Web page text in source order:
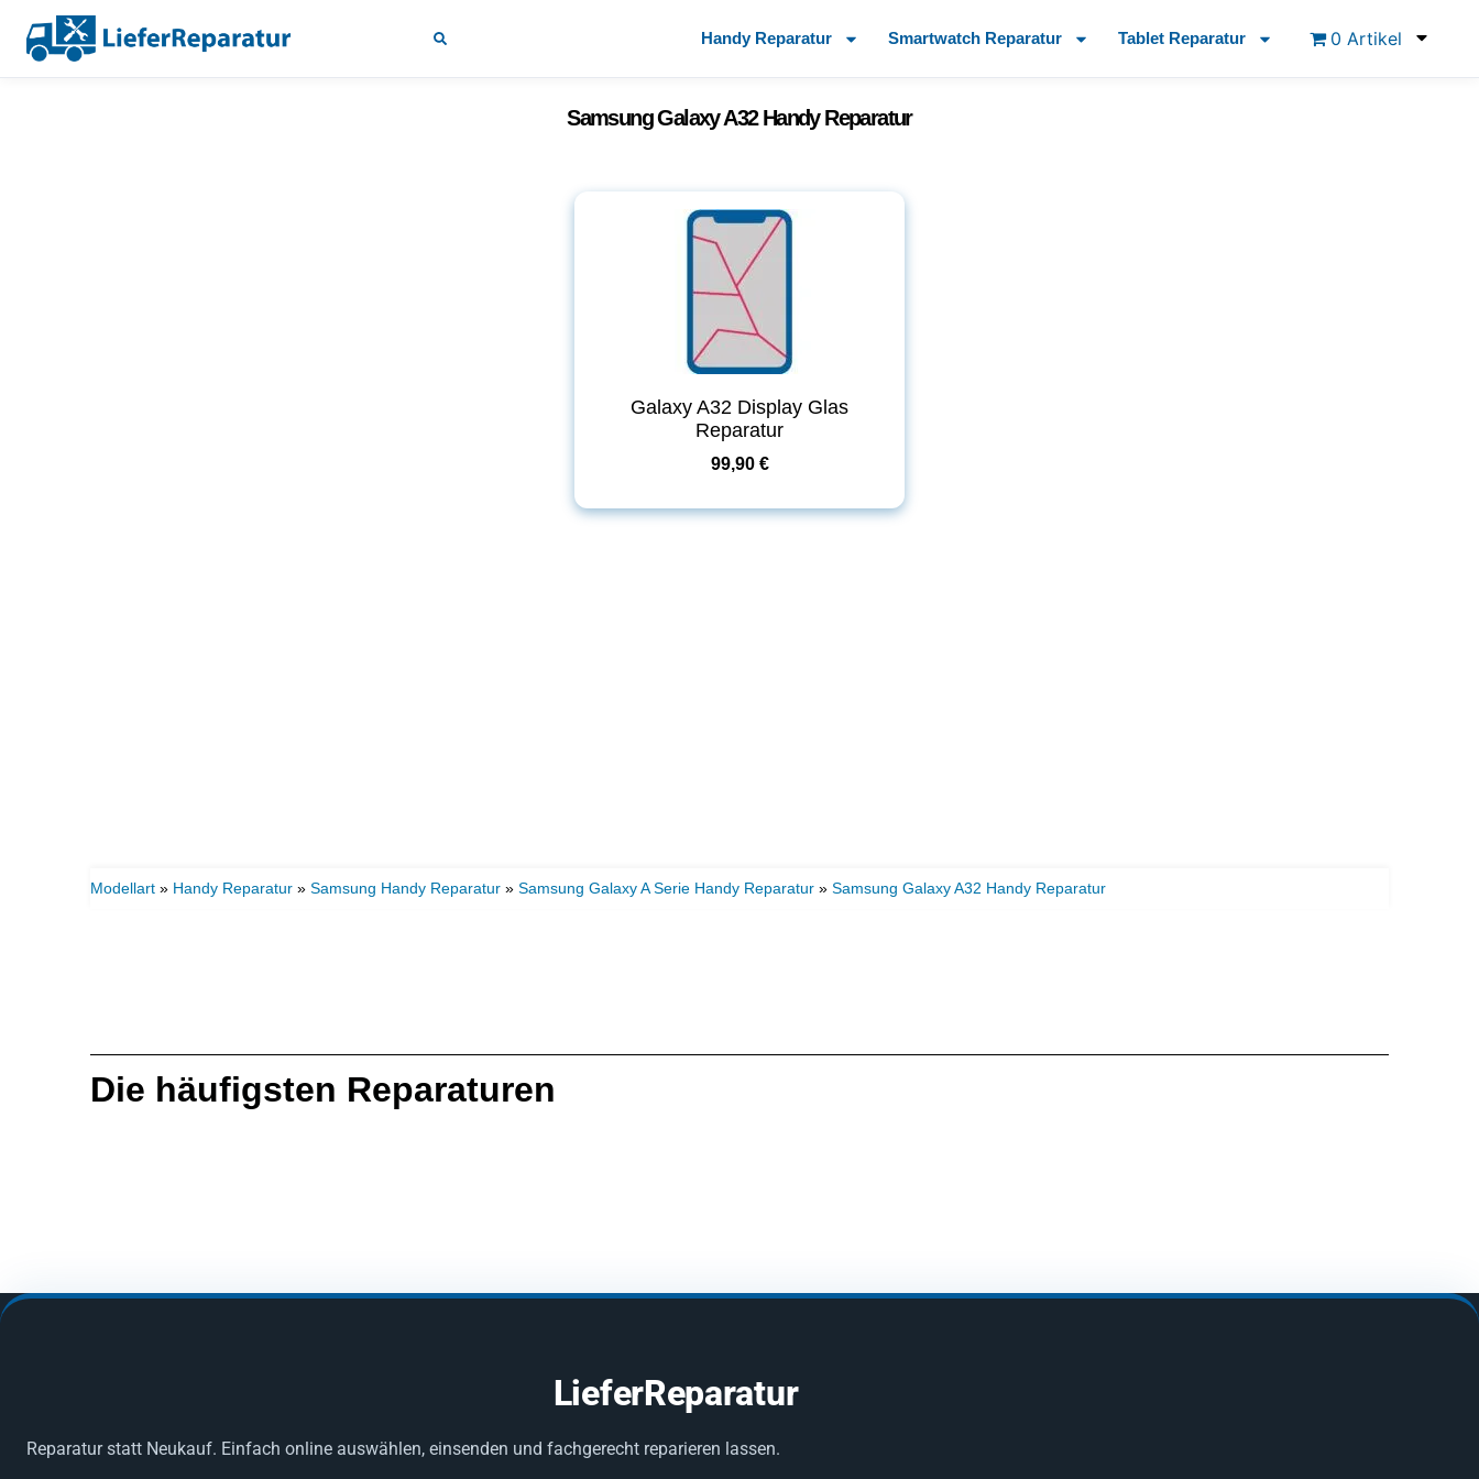
Handy Reparatur Smartwatch Reparatur Tablet Reparatur 0 Artikel
Samsung Galaxy A32 Handy Reparatur
Galaxy A32 Display Glas
Reparatur
99,90 €
Modellart » Handy Reparatur » Samsung Handy Reparatur » Samsung Galaxy A Serie Handy Reparatur » Samsung Galaxy A32 Handy Reparatur
Die häufigsten Reparaturen
LieferReparatur
Reparatur statt Neukauf. Einfach online auswählen, einsenden und fachgerecht reparieren lassen.